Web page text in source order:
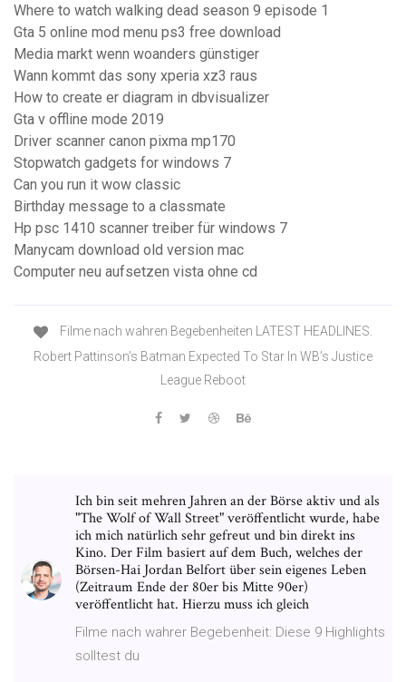
Where to watch walking dead season 9 episode 1
Gta 5 online mod menu ps3 free download
Media markt wenn woanders günstiger
Wann kommt das sony xperia xz3 raus
How to create er diagram in dbvisualizer
Gta v offline mode 2019
Driver scanner canon pixma mp170
Stopwatch gadgets for windows 7
Can you run it wow classic
Birthday message to a classmate
Hp psc 1410 scanner treiber für windows 7
Manycam download old version mac
Computer neu aufsetzen vista ohne cd
Filme nach wahren Begebenheiten LATEST HEADLINES.
Robert Pattinson’s Batman Expected To Star In WB’s Justice
League Reboot
Ich bin seit mehren Jahren an der Börse aktiv und als
"The Wolf of Wall Street" veröffentlicht wurde, habe
ich mich natürlich sehr gefreut und bin direkt ins
Kino. Der Film basiert auf dem Buch, welches der
Börsen-Hai Jordan Belfort über sein eigenes Leben
(Zeitraum Ende der 80er bis Mitte 90er)
veröffentlicht hat. Hierzu muss ich gleich
Filme nach wahrer Begebenheit: Diese 9 Highlights
solltest du